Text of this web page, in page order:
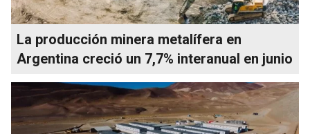
La producción minera metalífera en
Argentina creció un 7,7% interanual en junio